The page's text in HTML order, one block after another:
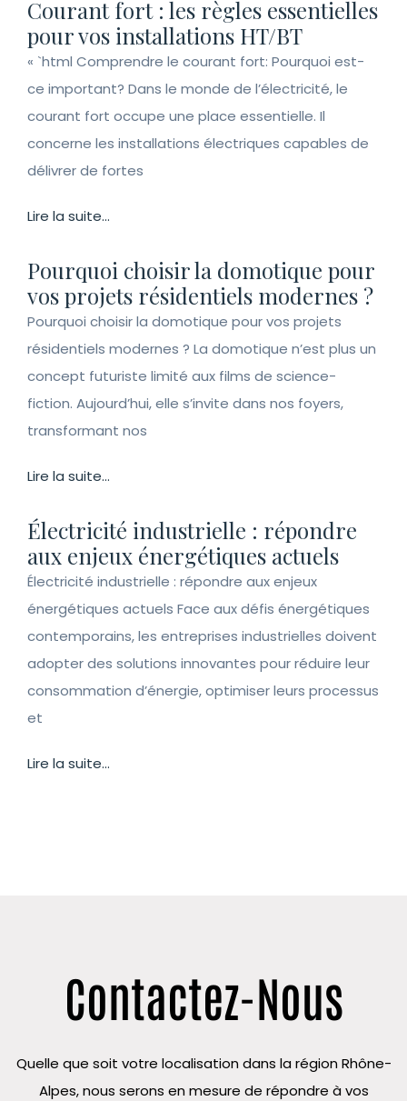
Courant fort : les règles essentielles
pour vos installations HT/BT
« `html Comprendre le courant fort: Pourquoi est-
ce important? Dans le monde de l’électricité, le
courant fort occupe une place essentielle. Il
concerne les installations électriques capables de
délivrer de fortes
Lire la suite...
Pourquoi choisir la domotique pour
vos projets résidentiels modernes ?
Pourquoi choisir la domotique pour vos projets
résidentiels modernes ? La domotique n’est plus un
concept futuriste limité aux films de science-
fiction. Aujourd’hui, elle s’invite dans nos foyers,
transformant nos
Lire la suite...
Électricité industrielle : répondre
aux enjeux énergétiques actuels
Électricité industrielle : répondre aux enjeux
énergétiques actuels Face aux défis énergétiques
contemporains, les entreprises industrielles doivent
adopter des solutions innovantes pour réduire leur
consommation d’énergie, optimiser leurs processus
et
Lire la suite...
Contactez-Nous
Quelle que soit votre localisation dans la région Rhône-
Alpes, nous serons en mesure de répondre à vos